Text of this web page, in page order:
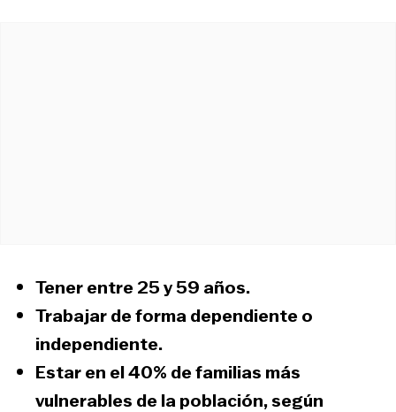
Tener entre25 y 59 años.
Trabajar de forma dependiente o
independiente.
Estar en el40% de familias más
vulnerables de la población, según